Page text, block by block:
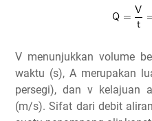
V menunjukkan volume
waktu (s), A merupakan
persegi), dan v kelajuan
(m/s). Sifat dari debit